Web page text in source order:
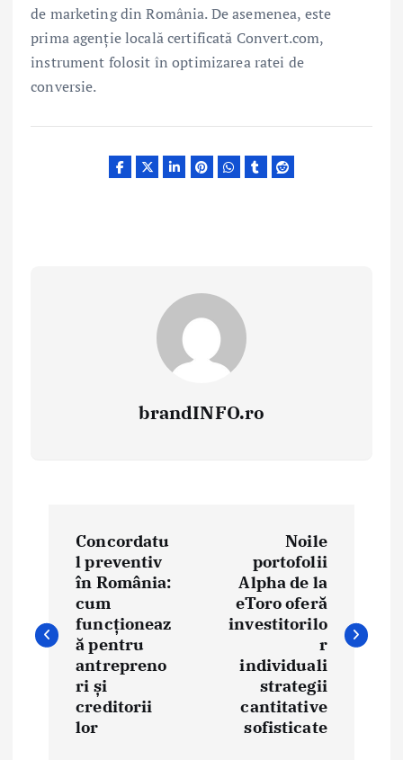
de marketing din România. De asemenea, este
prima agenție locală certificată Convert.com,
instrument folosit în optimizarea ratei de
conversie.
brandINFO.ro
i
Concordatu
l preventiv
în România:
cum
funcționeaz
ă pentru
antrepreno
ri și
creditorii
lor
Noile
portofolii
Alpha de la
eToro oferă
investitorilo
r
individuali
strategii
cantitative
sofisticate